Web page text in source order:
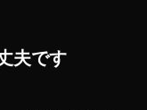
夫です